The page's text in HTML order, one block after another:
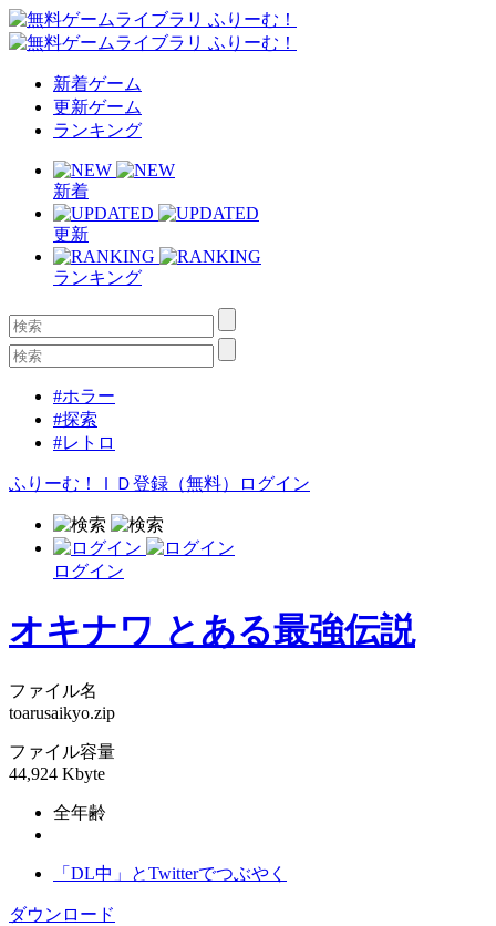
新着ゲーム
更新ゲーム
ランキング
新着
更新
ランキング
#ホラー
#探索
#レトロ
ふりーむ！ＩＤ登録（無料） ログイン
ログイン
オキナワ とある最強伝説
ファイル名
toarusaikyo.zip
ファイル容量
44,924 Kbyte
全年齢
「DL中」とTwitterでつぶやく
ダウンロード